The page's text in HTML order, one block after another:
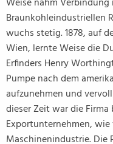
Braunkohleindustriellen
wuchs stetig. 1878, auf
Wien, lernte Weise die
Erfinders Henry
Pumpe nach dem
aufzunehmen und
dieser Zeit war die
Exportunternehmen,
Maschinenindustrie. Die